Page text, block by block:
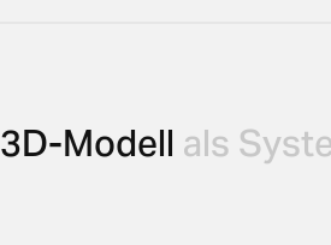
3D-Modell als